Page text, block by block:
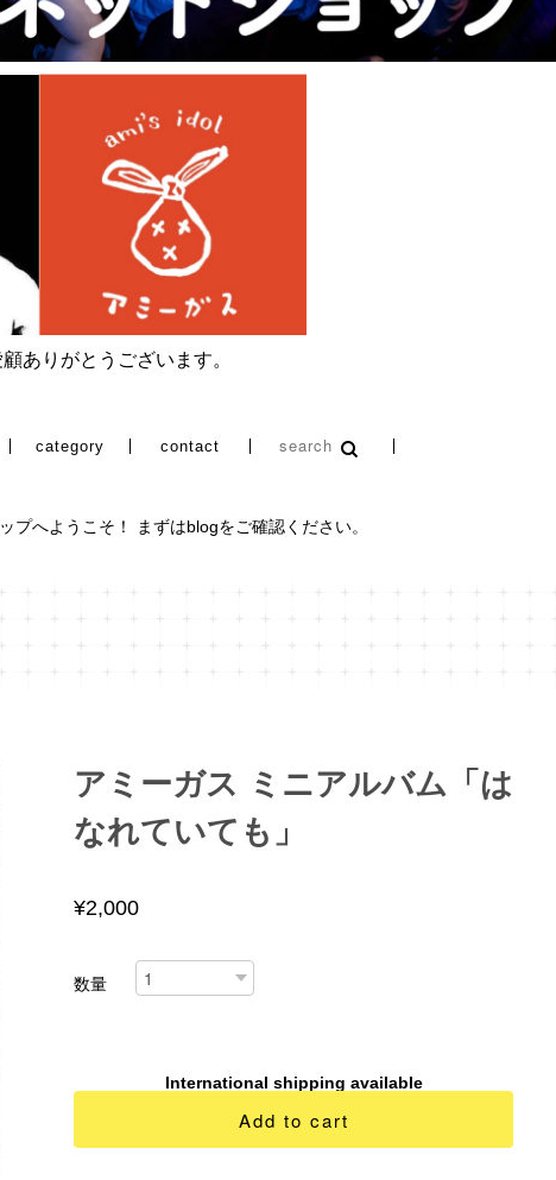
ありがとうございます。
category contact
プへようこそ！ まずはblogをご確認ください。
アミーガス ミニアルバム「は
なれていても」
¥2,000
数量
International shipping available
Add to cart